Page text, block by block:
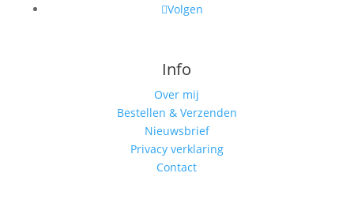
Volgen
Info
Over mij
Bestellen & Verzenden
Nieuwsbrief
Privacy verklaring
Contact